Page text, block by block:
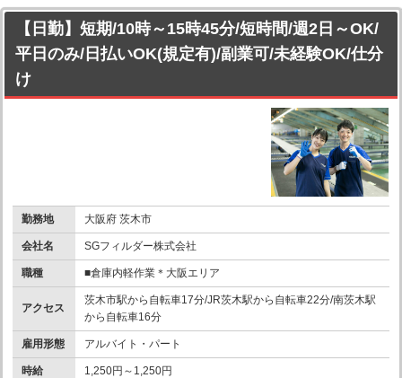
【日勤】短期/10時～15時45分/短時間/週2日～OK/
平日のみ/日払いOK(規定有)/副業可/未経験OK/仕分
け
勤務地 大阪府 茨木市
会社名 SGフィルダー株式会社
職種 ■倉庫内軽作業＊大阪エリア
アクセス
茨木市駅から自転車17分/JR茨木駅から自転車22分/南茨木駅
から自転車16分
雇用形態 アルバイト・パート
時給 1,250円～1,250円